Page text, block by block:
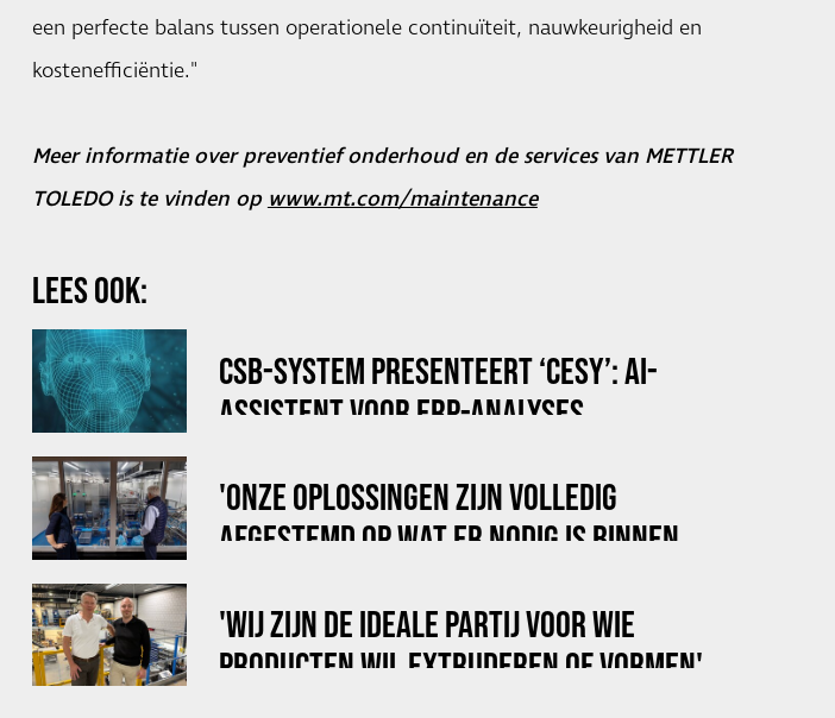
een perfecte balans tussen operationele continuïteit, nauwkeurigheid en
kostenefficiëntie."
Meer informatie over preventief onderhoud en de services van METTLER
TOLEDO is te vinden opwww.mt.com/maintenance
LEES OOK:
CSB-SYSTEM PRESENTEERT ‘CESY’: AI-
ASSISTENT VOOR ERP-ANALYSES
'ONZE OPLOSSINGEN ZIJN VOLLEDIG
AFGESTEMD OP WAT ER NODIG IS BINNEN
'WIJ ZIJN DE IDEALE PARTIJ VOOR WIE
PRODUCTEN WIL EXTRUDEREN OF VORMEN'